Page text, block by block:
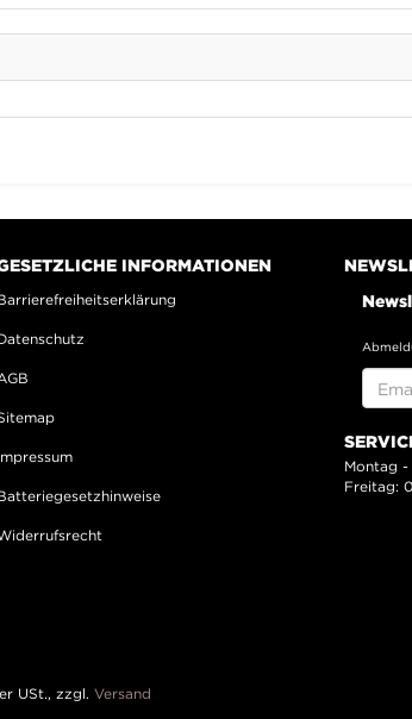
INFORMATIONEN
Montag -
Freitag:
USt., zzgl. Versand